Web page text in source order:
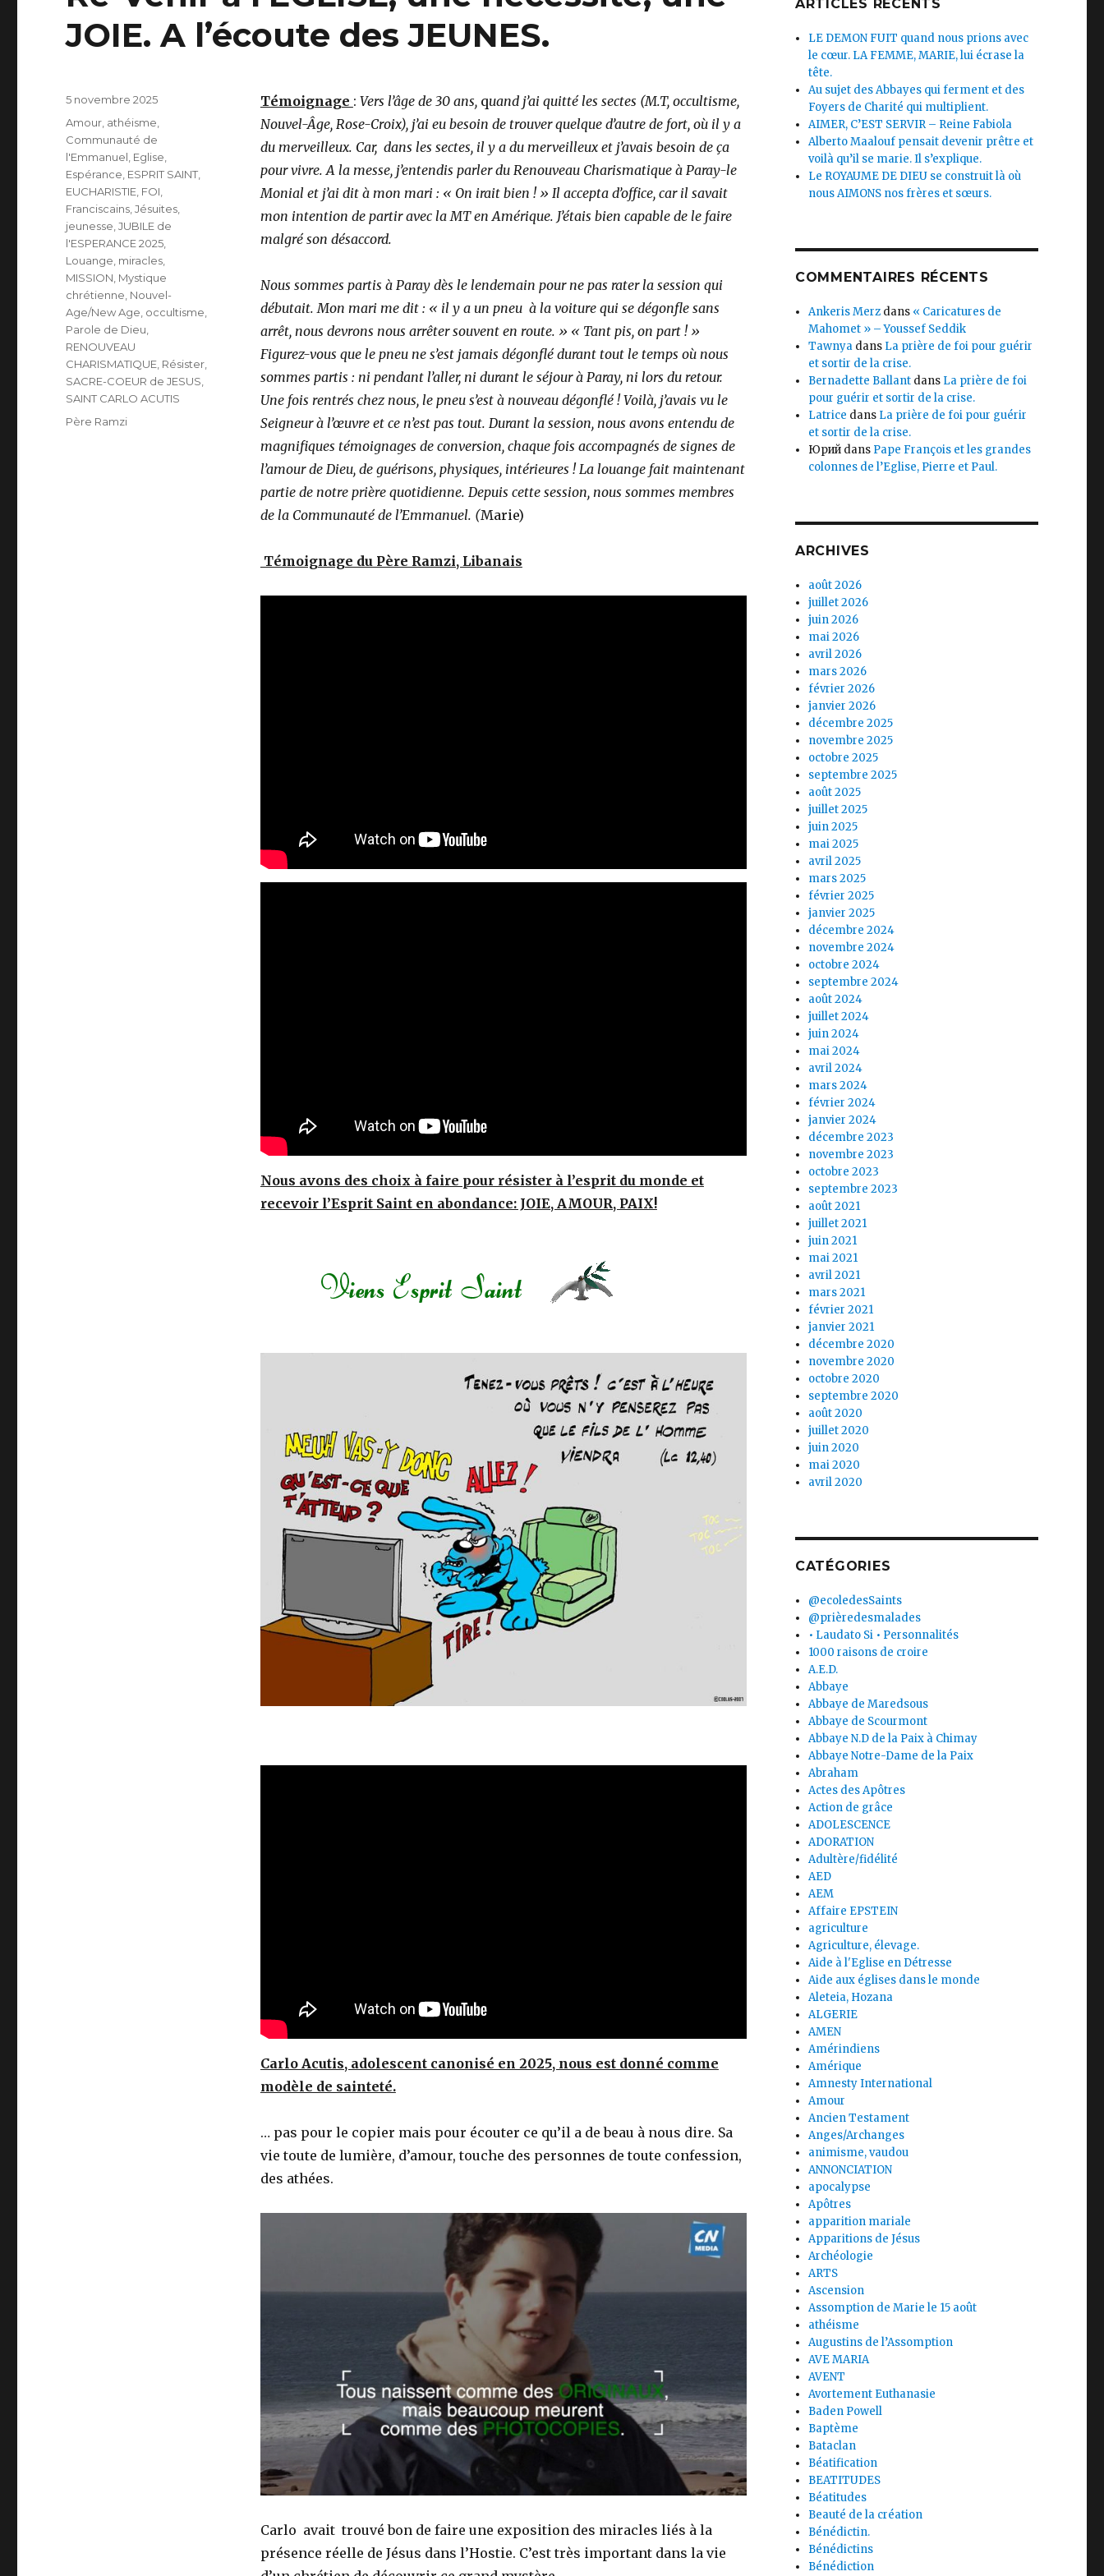
JOIE. A l’écoute des JEUNES.
Témoignage : Vers l’âge de 30 ans, quand j’ai quitté les sectes (M.T, occultisme,
Nouvel-Âge, Rose-Croix), j’ai eu besoin de trouver quelque d’autre de fort, où il y a
du merveilleux. Car, dans les sectes, il y a du merveilleux et j’avais besoin de ça
pour vivre. A la messe, j’entendis parler du Renouveau Charismatique à Paray-le
Monial et j’ai dit à mon mari : « On irait bien ! » Il accepta d’office, car il savait
mon intention de partir avec la MT en Amérique. J’étais bien capable de le faire
malgré son désaccord.
Nous sommes partis à Paray dès le lendemain pour ne pas rater la session qui
débutait. Mon mari me dit : « il y a un pneu à la voiture qui se dégonfle sans
arrêt, nous devrons nous arrêter souvent en route. » « Tant pis, on part ! »
Figurez-vous que le pneu ne s’est jamais dégonflé durant tout le temps où nous
sommes partis : ni pendant l’aller, ni durant le séjour à Paray, ni lors du retour.
Une fois rentrés chez nous, le pneu s’est à nouveau dégonflé ! Voilà, j’avais vu le
Seigneur à l’œuvre et ce n’est pas tout. Durant la session, nous avons entendu de
magnifiques témoignages de conversion, chaque fois accompagnés de signes de
l’amour de Dieu, de guérisons, physiques, intérieures ! La louange fait maintenant
partie de notre prière quotidienne. Depuis cette session, nous sommes membres
de la Communauté de l’Emmanuel. (Marie)
Témoignage du Père Ramzi, Libanais
Nous avons des choix à faire pour résister à l’esprit du monde et
recevoir l’Esprit Saint en abondance: JOIE, AMOUR, PAIX!
Carlo Acutis, adolescent canonisé en 2025, nous est donné comme
modèle de sainteté.
… pas pour le copier mais pour écouter ce qu’il a de beau à nous dire. Sa
vie toute de lumière, d’amour, touche des personnes de toute confession,
des athées.
Carlo avait trouvé bon de faire une exposition des miracles liés à la
présence réelle de Jésus dans l’Hostie. C’est très important dans la vie
Publié
5 novembre 2025
Catégories
Amour athéisme
Communauté de
l'Emmanuel Eglise
Espérance ESPRIT SAINT
EUCHARISTIE FOI
Franciscains ,Jésuites
jeunesse ,JUBILE de
l'ESPERANCE 2025
Louange miracles
MISSION Mystique
chrétienne Nouvel-
Age/New Age occultisme
Parole de Dieu
RENOUVEAU
CHARISMATIQUE Résister
SACRE-COEUR de JESUS
SAINT CARLO ACUTIS
Étiquettes
Père Ramzi
ARTICLES RÉCENTS
LE DEMON FUIT quand nous prions avec
le cœur. LA FEMME, MARIE, lui écrase la
tête.
Au sujet des Abbayes qui ferment et des
Foyers de Charité qui multiplient.
AIMER, C’EST SERVIR – Reine Fabiola
Alberto Maalouf pensait devenir prêtre et
voilà qu’il se marie. Il s’explique.
Le ROYAUME DE DIEU se construit là où
nous AIMONS nos frères et sœurs.
COMMENTAIRES RÉCENTS
Ankeris Merz dans « Caricatures de
Mahomet » – Youssef Seddik
Tawnya dans La prière de foi pour guérir
et sortir de la crise.
Bernadette Ballant dans La prière de foi
pour guérir et sortir de la crise.
Latrice dans La prière de foi pour guérir
et sortir de la crise.
Юрий dans Pape François et les grandes
colonnes de l’Eglise, Pierre et Paul.
ARCHIVES
août 2026
juillet 2026
juin 2026
mai 2026
avril 2026
mars 2026
février 2026
janvier 2026
décembre 2025
novembre 2025
octobre 2025
septembre 2025
août 2025
juillet 2025
juin 2025
mai 2025
avril 2025
mars 2025
février 2025
janvier 2025
décembre 2024
novembre 2024
octobre 2024
septembre 2024
août 2024
juillet 2024
juin 2024
mai 2024
avril 2024
mars 2024
février 2024
janvier 2024
décembre 2023
novembre 2023
octobre 2023
septembre 2023
août 2021
juillet 2021
juin 2021
mai 2021
avril 2021
mars 2021
février 2021
janvier 2021
décembre 2020
novembre 2020
octobre 2020
septembre 2020
août 2020
juillet 2020
juin 2020
mai 2020
avril 2020
CATÉGORIES
@ecoledesSaints
@prièredesmalades
• Laudato Si • Personnalités
1000 raisons de croire
A.E.D.
Abbaye
Abbaye de Maredsous
Abbaye de Scourmont
Abbaye N.D de la Paix à Chimay
Abbaye Notre-Dame de la Paix
Abraham
Actes des Apôtres
Action de grâce
ADOLESCENCE
ADORATION
Adultère/fidélité
AED
AEM
Affaire EPSTEIN
agriculture
Agriculture, élevage.
Aide à l'Eglise en Détresse
Aide aux églises dans le monde
Aleteia, Hozana
ALGERIE
AMEN
Amérindiens
Amérique
Amnesty International
Amour
Ancien Testament
Anges/Archanges
animisme, vaudou
ANNONCIATION
apocalypse
Apôtres
apparition mariale
Apparitions de Jésus
Archéologie
ARTS
Ascension
Assomption de Marie le 15 août
athéisme
Augustins de l’Assomption
AVE MARIA
AVENT
Avortement Euthanasie
Baden Powell
Baptème
Bataclan
Béatification
BEATITUDES
Béatitudes
Beauté de la création
Bénédictin.
Bénédictins
Bénédiction